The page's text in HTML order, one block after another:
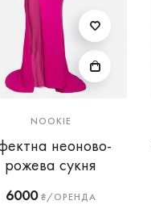
NOOKIE
неоново-
рожева сукня
6000₴/ОРЕНДА